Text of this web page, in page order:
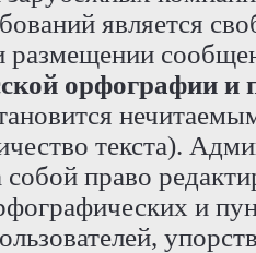
является
размещении
орфографии и
текста).
собой право
и